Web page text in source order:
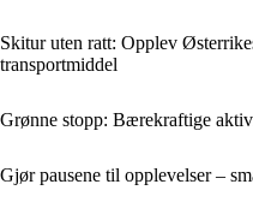
Skitur uten ratt: Opplev
transportmiddel
Grønne stopp: Bærekraftige
Gjør pausene til opplevelser –